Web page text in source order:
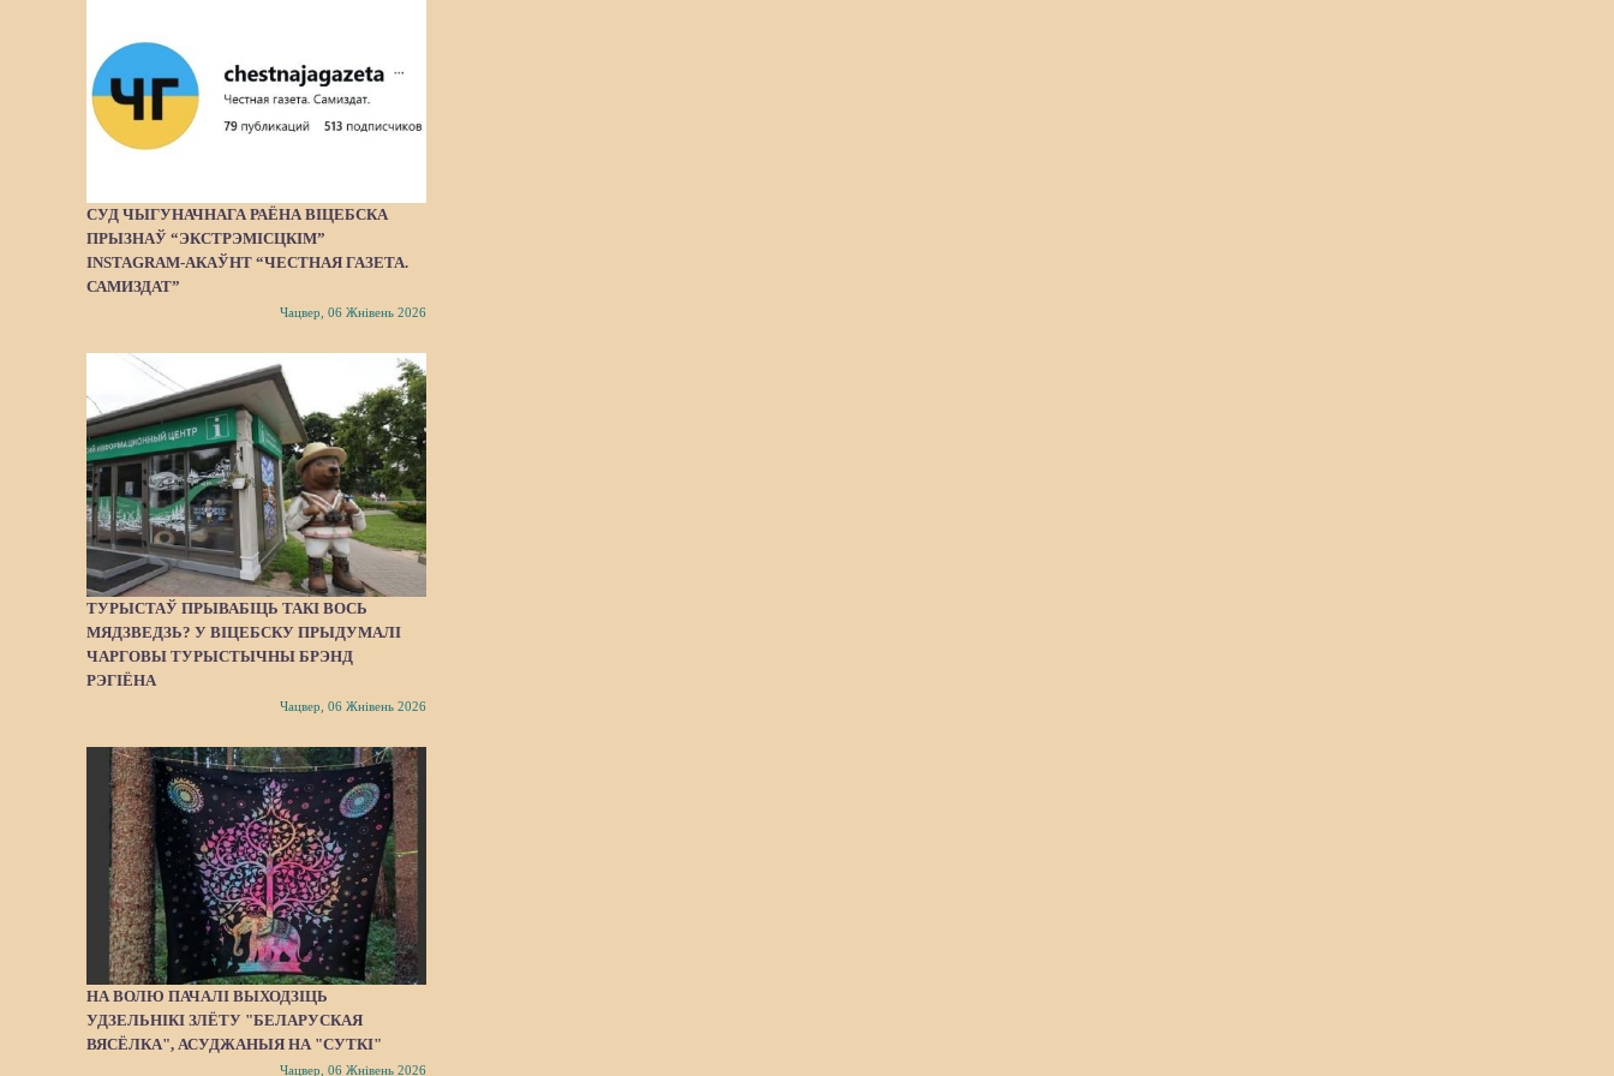
СУД ЧЫГУНАЧНАГА РАЁНА ВІЦЕБСКА
ПРЫЗНАЎ “ЭКСТРЭМІСЦКІМ”
INSTAGRAM-АКАЎНТ “ЧЕСТНАЯ ГАЗЕТА.
САМИЗДАТ”
Чацвер, 06 Жнівень 2026
ТУРЫСТАЎ ПРЫВАБІЦЬ ТАКІ ВОСЬ
МЯДЗВЕДЗЬ? У ВІЦЕБСКУ ПРЫДУМАЛІ
ЧАРГОВЫ ТУРЫСТЫЧНЫ БРЭНД
РЭГІЁНА
Чацвер, 06 Жнівень 2026
НА ВОЛЮ ПАЧАЛІ ВЫХОДЗІЦЬ
УДЗЕЛЬНІКІ ЗЛЁТУ "БЕЛАРУСКАЯ
ВЯСЁЛКА", АСУДЖАНЫЯ НА "СУТКІ"
Чацвер, 06 Жнівень 2026